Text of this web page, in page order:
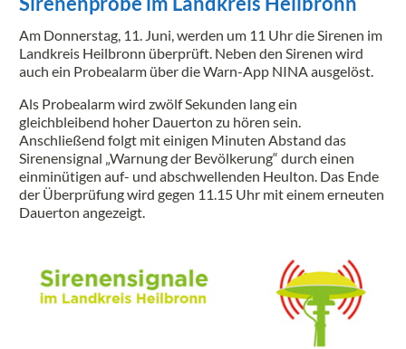
Am Donnerstag, 11. Juni, werden um 11 Uhr die Sirenen im
Landkreis Heilbronn überprüft. Neben den Sirenen wird
auch ein Probealarm über die Warn-App NINA ausgelöst.
Als Probealarm wird zwölf Sekunden lang ein
gleichbleibend hoher Dauerton zu hören sein.
Anschließend folgt mit einigen Minuten Abstand das
Sirenensignal „Warnung der Bevölkerung“ durch einen
einminütigen auf- und abschwellenden Heulton. Das Ende
der Überprüfung wird gegen 11.15 Uhr mit einem erneuten
Dauerton angezeigt.